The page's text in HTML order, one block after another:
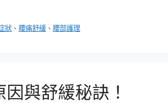
狀 、 腰痛舒緩 、 腰部護理
與舒緩秘訣！